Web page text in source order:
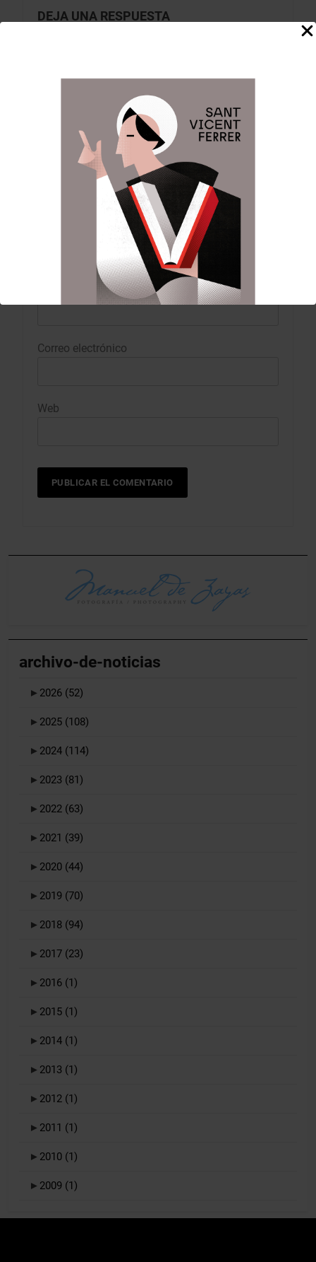
DEJA UNA RESPUESTA
marcados con*
Correo electrónico
Web
archivo-de-noticias
► 2026 (52)
► 2025 (108)
► 2024 (114)
► 2023 (81)
► 2022 (63)
► 2021 (39)
► 2020 (44)
► 2019 (70)
► 2018 (94)
► 2017 (23)
► 2016 (1)
► 2015 (1)
► 2014 (1)
► 2013 (1)
► 2012 (1)
► 2011 (1)
► 2010 (1)
► 2009 (1)